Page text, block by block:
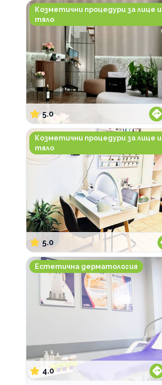
Естетичен Център Osmosis
Козметични процедури за лице и
тяло
5.0
Салон за красота Cattleya
Козметични процедури за лице и
тяло
5.0
Естетичен Център CODE BEAUTY
Естетична дерматология
4.0